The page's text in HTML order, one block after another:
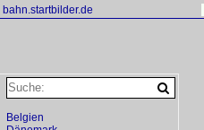
bahn.startbilder.de
Belgien